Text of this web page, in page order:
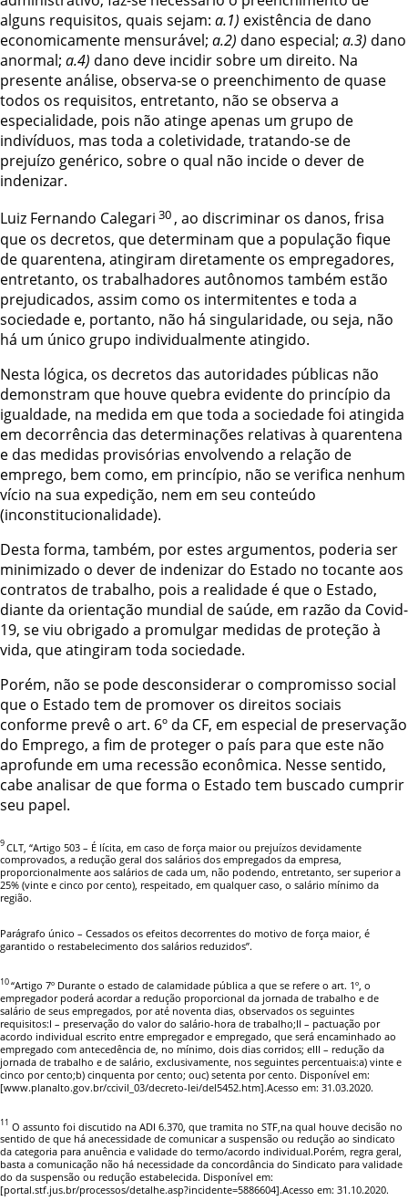
alguns requisitos, quais sejam: a.1) existência de dano
economicamente mensurável; a.2) dano especial; a.3) dano
anormal; a.4) dano deve incidir sobre um direito. Na
presente análise, observa-se o preenchimento de quase
todos os requisitos, entretanto, não se observa a
especialidade, pois não atinge apenas um grupo de
indivíduos, mas toda a coletividade, tratando-se de
prejuízo genérico, sobre o qual não incide o dever de
indenizar.
Luiz Fernando Calegari 30, ao discriminar os danos, frisa
que os decretos, que determinam que a população fique
de quarentena, atingiram diretamente os empregadores,
entretanto, os trabalhadores autônomos também estão
prejudicados, assim como os intermitentes e toda a
sociedade e, portanto, não há singularidade, ou seja, não
há um único grupo individualmente atingido.
Nesta lógica, os decretos das autoridades públicas não
demonstram que houve quebra evidente do princípio da
igualdade, na medida em que toda a sociedade foi atingida
em decorrência das determinações relativas à quarentena
e das medidas provisórias envolvendo a relação de
emprego, bem como, em princípio, não se verifica nenhum
vício na sua expedição, nem em seu conteúdo
(inconstitucionalidade).
Desta forma, também, por estes argumentos, poderia ser
minimizado o dever de indenizar do Estado no tocante aos
contratos de trabalho, pois a realidade é que o Estado,
diante da orientação mundial de saúde, em razão da Covid-
19, se viu obrigado a promulgar medidas de proteção à
vida, que atingiram toda sociedade.
Porém, não se pode desconsiderar o compromisso social
que o Estado tem de promover os direitos sociais
conforme prevê o art. 6º da CF, em especial de preservação
do Emprego, a fim de proteger o país para que este não
aprofunde em uma recessão econômica. Nesse sentido,
cabe analisar de que forma o Estado tem buscado cumprir
seu papel.
9CLT, “Artigo 503 – É lícita, em caso de força maior ou prejuízos devidamente
comprovados, a redução geral dos salários dos empregados da empresa,
proporcionalmente aos salários de cada um, não podendo, entretanto, ser superior a
25% (vinte e cinco por cento), respeitado, em qualquer caso, o salário mínimo da
região.
Parágrafo único – Cessados os efeitos decorrentes do motivo de força maior, é
garantido o restabelecimento dos salários reduzidos”.
10“Artigo 7º Durante o estado de calamidade pública a que se refere o art. 1º, o
empregador poderá acordar a redução proporcional da jornada de trabalho e de
salário de seus empregados, por até noventa dias, observados os seguintes
requisitos:I – preservação do valor do salário-hora de trabalho;II – pactuação por
acordo individual escrito entre empregador e empregado, que será encaminhado ao
empregado com antecedência de, no mínimo, dois dias corridos; eIII – redução da
jornada de trabalho e de salário, exclusivamente, nos seguintes percentuais:a) vinte e
cinco por cento;b) cinquenta por cento; ouc) setenta por cento. Disponível em:
[www.planalto.gov.br/ccivil_03/decreto-lei/del5452.htm].Acesso em: 31.03.2020.
11 O assunto foi discutido na ADI 6.370, que tramita no STF,na qual houve decisão no
sentido de que há anecessidade de comunicar a suspensão ou redução ao sindicato
da categoria para anuência e validade do termo/acordo individual.Porém, regra geral,
basta a comunicação não há necessidade da concordância do Sindicato para validade
do da suspensão ou redução estabelecida. Disponível em:
[portal.stf.jus.br/processos/detalhe.asp?incidente=5886604].Acesso em: 31.10.2020.